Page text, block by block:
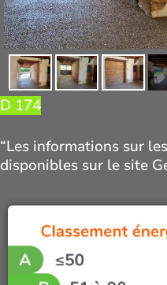
D 174
“Les informations sur
disponibles sur le site